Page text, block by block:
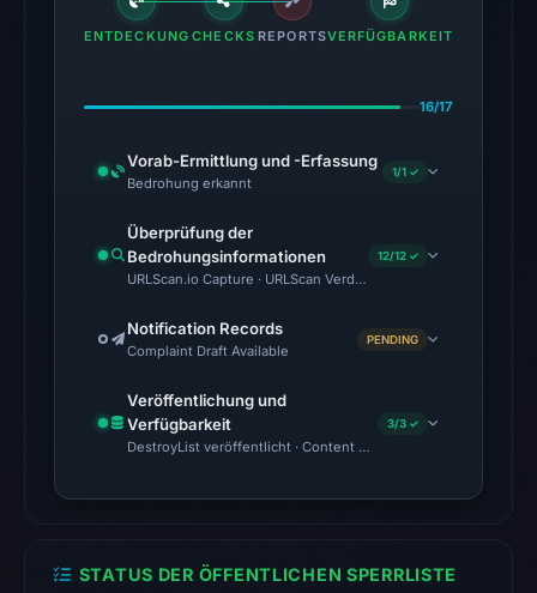
in
the
from
6,
at
22:20
UTC.
The
probe
returned
HTTP
7,
ENTDECKUNG CHECKS REPORTSVERFÜGBARKEIT
16/17
Vorab-Ermittlung und -Erfassung
Bedrohung erkannt
1/1 ✓
Überprüfung der
Bedrohungsinformationen
URLScan.io Capture · URLScan Verdict · Cloudflare Radar
12/12 ✓
Notification Records
Complaint Draft Available
PENDING
Veröffentlichung und
Verfügbarkeit
DestroyList veröffentlicht · Content Observed Unavailable ·
3/3 ✓
STATUS DER ÖFFENTLICHEN SPERRLISTE